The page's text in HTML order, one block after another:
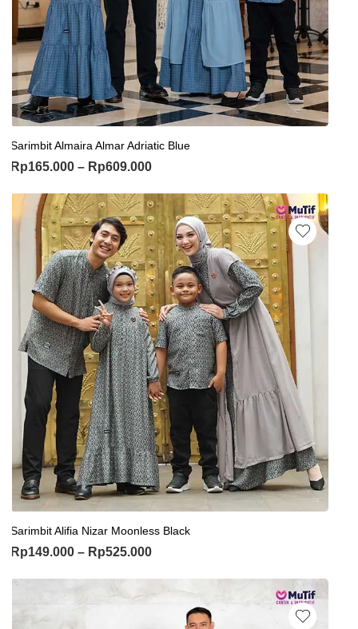
Sarimbit Almaira Almar Adriatic Blue
Rp165.000 – Rp609.000
Sarimbit Alifia Nizar Moonless Black
Rp149.000 – Rp525.000